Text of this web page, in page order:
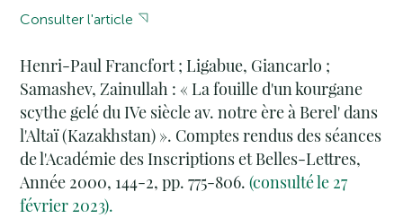
Consulter l'article
Henri-Paul Francfort ; Ligabue, Giancarlo ;
Samashev, Zainullah : « La fouille d'un kourgane
scythe gelé du IVe siècle av. notre ère à Berel' dans
l'Altaï (Kazakhstan) ». Comptes rendus des séances
de l'Académie des Inscriptions et Belles-Lettres,
Année 2000, 144-2, pp. 775-806.(consulté le 27
février 2023).